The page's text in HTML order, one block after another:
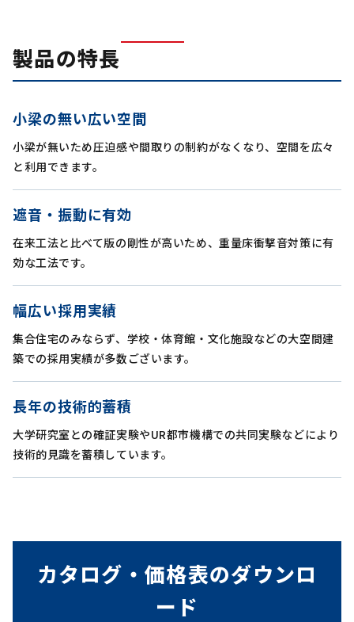
製品の特長
小梁の無い広い空間
小梁が無いため圧迫感や間取りの制約がなくなり、空間を広々
と利用できます。
遮音・振動に有効
在来工法と比べて版の剛性が高いため、重量床衝撃音対策に有
効な工法です。
幅広い採用実績
集合住宅のみならず、学校・体育館・文化施設などの大空間建
築での採用実績が多数ございます。
長年の技術的蓄積
大学研究室との確証実験やUR都市機構での共同実験などにより
技術的見識を蓄積しています。
カタログ・価格表のダウンロ
ード